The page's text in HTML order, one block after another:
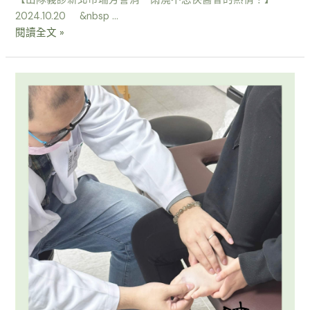
2024.10.20 &nbsp …
閱讀全文 »